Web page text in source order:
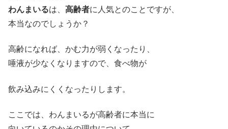
わんまいるは、 高齢者に人気とのことですが、
本当なのでしょうか？
高齢になれば、かむ力が弱くなったり、
唾液が少なくなりますので、食べ物が
飲み込みにくくなったりします。
ここでは、わんまいるが高齢者に本当に